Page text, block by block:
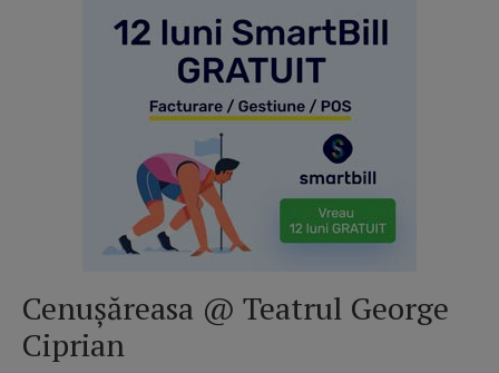
Cenușăreasa @ Teatrul George
Ciprian